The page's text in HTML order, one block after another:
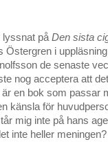
lyssnat påDen sista
Östergren i
de senaste
nog acceptera att
är en bok som passar
känsla för
mig inte på hans
inte heller